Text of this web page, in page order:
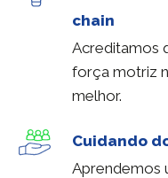
chain
Acreditamos
força motriz
melhor.
Cuidando
Aprendemos